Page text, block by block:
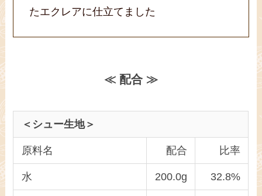
たエクレアに仕立てました
≪ 配合 ≫
＜シュー生地＞
原料名 配合 比率
水 200.0g 32.8%